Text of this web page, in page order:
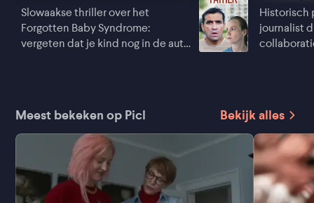
Slowaakse thriller over het
Forgotten Baby Syndrome:
vergeten dat je kind nog in de auto
Historisch
journalist
Meest bekeken op Picl Bekijk alles